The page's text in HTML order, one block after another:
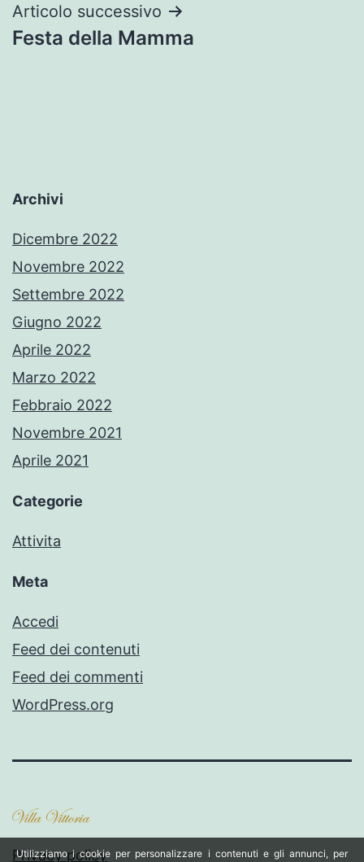
Articolo successivo
Festa della Mamma
Archivi
Dicembre 2022
Novembre 2022
Settembre 2022
Giugno 2022
Aprile 2022
Marzo 2022
Febbraio 2022
Novembre 2021
Aprile 2021
Categorie
Attivita
Meta
Accedi
Feed dei contenuti
Feed dei commenti
WordPress.org
Privacy policy
Utilizziamo i cookie per personalizzare i contenuti e gli annunci, per